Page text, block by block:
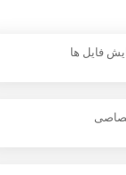
فایل ها